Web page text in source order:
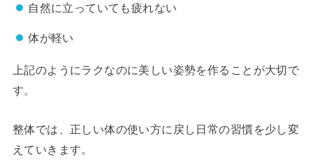
自然に立っていても疲れない
体が軽い
上記のようにラクなのに美しい姿勢を作ることが大切で
す。
整体では、正しい体の使い方に戻し日常の習慣を少し変
えていきます。